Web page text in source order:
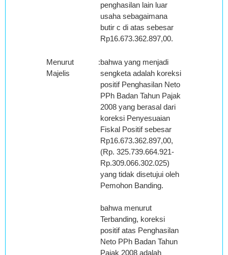
penghasilan lain luar
usaha sebagaimana
butir c di atas sebesar
Rp16.673.362.897,00.
Menurut
Majelis
:bahwa yang menjadi
sengketa adalah koreksi
positif Penghasilan Neto
PPh Badan Tahun Pajak
2008 yang berasal dari
koreksi Penyesuaian
Fiskal Positif sebesar
Rp16.673.362.897,00,
(Rp. 325.739.664.921-
Rp.309.066.302.025)
yang tidak disetujui oleh
Pemohon Banding.
bahwa menurut
Terbanding, koreksi
positif atas Penghasilan
Neto PPh Badan Tahun
Pajak 2008 adalah